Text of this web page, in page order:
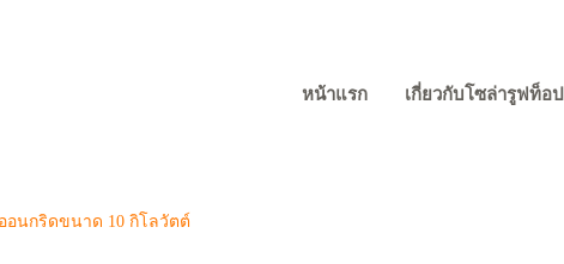
หน้าแรก เกี่ยวกับโซล่ารูฟท็อป
อนกริดขนาด 10 กิโลวัตต์